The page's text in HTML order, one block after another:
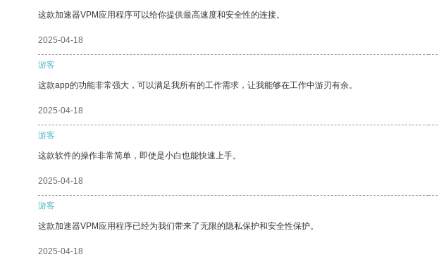
这款加速器VPM应用程序可以给你提供最高速度和安全性的连接。
2025-04-18
游客
这款app的功能非常强大，可以满足我所有的工作需求，让我能够在工作中游刃有余。
2025-04-18
游客
这款软件的操作非常简单，即使是小白也能快速上手。
2025-04-18
游客
这款加速器VPM应用程序已经为我们带来了无限的隐私保护和安全性保护。
2025-04-18